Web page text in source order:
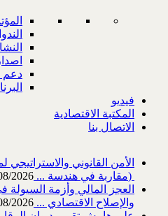
دعم
فيديو
المكتبة الاقتصادية
الاتصال بنا
‎) ‎مقاربة في هندسة ...
2026
العجز المالي وأزمة
والإصلاح الاقتصادي ... 2026